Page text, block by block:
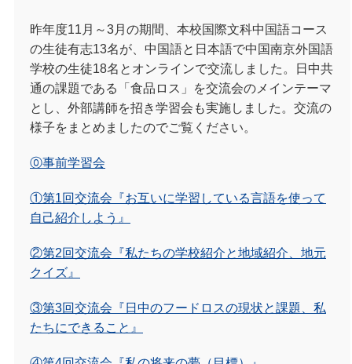
昨年度11月～3月の期間、本校国際文科中国語コース
の生徒有志13名が、中国語と日本語で中国南京外国語
学校の生徒18名とオンラインで交流しました。日中共
通の課題である「食品ロス」を交流会のメインテーマ
とし、外部講師を招き学習会も実施しました。交流の
様子をまとめましたのでご覧ください。
⓪事前学習会
①第1回交流会『お互いに学習している言語を使って
自己紹介しよう』
②第2回交流会『私たちの学校紹介と地域紹介、地元
クイズ』
③第3回交流会『日中のフードロスの現状と課題、私
たちにできること』